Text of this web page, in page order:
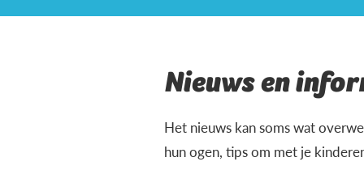
Nieuws en
Het nieuws kan soms wat
hun ogen, tips om met je